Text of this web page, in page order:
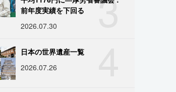
前年度実績を下回る
2026.07.30
日本の世界遺産一覧
2026.07.26